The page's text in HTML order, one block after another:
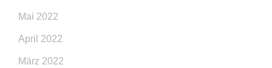
Mai 2022
April 2022
März 2022